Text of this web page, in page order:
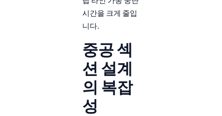
시간을 크게 줄입
니다.
중공 섹
션 설계
의 복잡
성